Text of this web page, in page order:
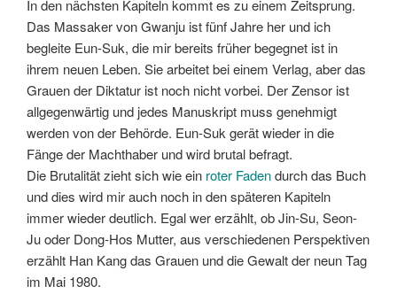
In den nächsten Kapiteln kommt es zu einem Zeitsprung.
Das Massaker von Gwanju ist fünf Jahre her und ich
begleite Eun-Suk, die mir bereits früher begegnet ist in
ihrem neuen Leben. Sie arbeitet bei einem Verlag, aber das
Grauen der Diktatur ist noch nicht vorbei. Der Zensor ist
allgegenwärtig und jedes Manuskript muss genehmigt
werden von der Behörde. Eun-Suk gerät wieder in die
Fänge der Machthaber und wird brutal befragt.
Die Brutalität zieht sich wie ein roter Fadendurch das Buch
und dies wird mir auch noch in den späteren Kapiteln
immer wieder deutlich. Egal wer erzählt, ob Jin-Su, Seon-
Ju oder Dong-Hos Mutter, aus verschiedenen Perspektiven
erzählt Han Kang das Grauen und die Gewalt der neun Tag
im Mai 1980.